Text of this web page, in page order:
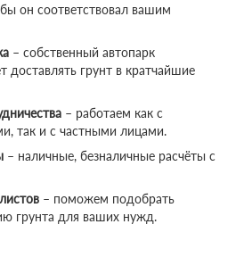
он соответствовал вашим
– собственный автопарк
доставлять грунт в кратчайшие
– работаем как с
так и с частными лицами.
– наличные, безналичные расчёты с
– поможем подобрать
грунта для ваших нужд.